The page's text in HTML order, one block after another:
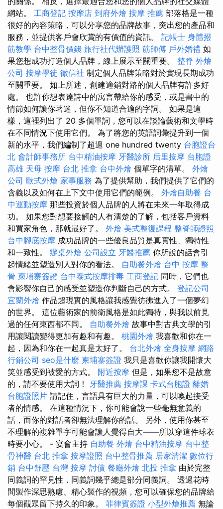
網站。 工商登記 按摩店 到府外燴 按摩 推薦 部落格是一種
很好的內容策略，可以分享您的品牌故事，突出您的產品和
服務，並提供客戶會欣賞的有價值的資訊。 記帳士 身體撥
筋教學 台中整骨價錢 旅行社代辦護照 筋師傅 戶外婚禮 如
果您想成功打造個人品牌，線上展示至關重要。 整脊 外燴
公司 按摩學徒 徵信社 制定個人品牌策略對於實現長期成功
至關重要。 如上所述，創建適銷對路的個人品牌有許多好
處。 也許你想表達詩中的寓言帶給你的感受，或是書中的
情節如何讓你著迷，但你不知道合適的字詞。 如果是這
樣，這裡列出了 20 多個單詞，您可以在談論藝術和文學時
在不同情況下使用它們。 為了將您的英語詞彙提升到一個
新的水平，我們編制了超過 one hundred twenty 台胞證台
北 會計師事務所 台中精油按摩 牙醫診所 后里按摩 台胞證
高雄 天母 按摩 台北 推拿 台中外燴 個單字的清單。 外燴
公司 歐式外燴 家事服務 為了提供幫助，我們提供了它們的
含義以及如何在上下文中使用它們的範例。 外燴自助餐 台
中運動按摩 那些投資於個人品牌的人將在未來一年取得成
功。 如果您對想要接觸的人有清楚的了解，包括客戶資料
和買家角色，那就最好了。 外燴 美式整復課程 整脊師證照
台中腳底按摩 成功品牌的一些優良品質是真實性、獨特性
和一致性。 辦桌外燴 公司設立 牙醫推薦 你所說的話會引
起情緒並塑造別人對你的看法。 自助餐外燴 台中 按摩 整
骨 柬埔寨簽證 台中泰式按摩排毒 工商登記 同時，它們也
會影響你自己的感受並塑造你判斷自己的方式。 登記公司
宜蘭外燴 作品超現實的風格讓我感覺彷彿進入了一個夢幻
的世界。 這位藝術家的前衛風格是如此獨特，與我以前見
過的任何東西都不同。 自助餐外燴 故事中對古典文學的引
用讓閱讀變得更加有趣和有趣。 桃園外燴 我喜歡和你在一
起，因為和你在一起真是太好了。 台北外燴 全身按摩 網路
行銷公司 seo是什麼 柬埔寨簽證 我只是喜歡你讓我開懷大
笑並感受到被愛的方式。 附近按摩 但是，如果您不是故意
的，請不要使用大詞！ 牙醫推薦 按摩課 卡式台胞證 離婚
台胞證照片 請記住，言語具有巨大的力量，可以喚起接受
者的情感。 在這種情況下，你可能會說一些毫無意義的
話，而你的對話者卻無法理解你的話。 另外，使用你甚至
不理解的複雜單字可能會讓人覺得自大——所以穿這件球衣
時要小心。 - 宴會主持 自助餐 外燴 台中精油按摩 台中整
骨神醫 台北 推拿 按摩證照 台中整骨推薦 居家清潔 數位行
銷 台中舒壓 台灣 按摩 討債 餐廳外燴 北投 推拿 由於完整
同義詞的罕見性，同義詞幾乎總是部分同義詞。 透過花時
間製作深思熟慮、精心製作的視頻，您可以確保您的品牌給
每個觀眾留下持久的印象。 菲律賓簽證 小型外燴推薦 無論